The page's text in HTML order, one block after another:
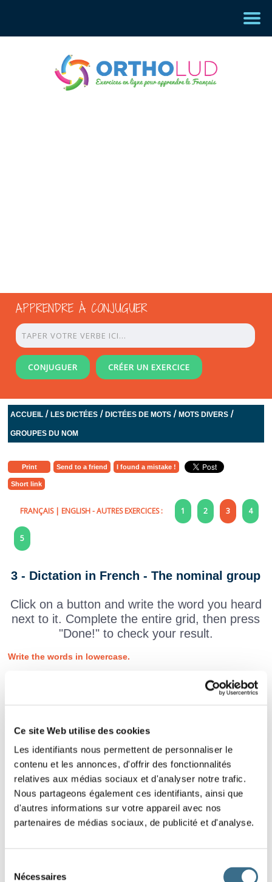
Ce site Web utilise des cookies
Les identifiants nous permettent de personnaliser le
contenu et les annonces, d'offrir des fonctionnalités
relatives aux médias sociaux et d'analyser notre trafic.
Nous partageons également ces identifiants, ainsi que
d'autres informations sur votre appareil avec nos
partenaires de médias sociaux, de publicité et d'analyse.
Nécessaires
APPRENDRE À CONJUGUER
CONJUGUER CRÉER UN EXERCICE
ACCUEIL /LES DICTÉES /DICTÉES DE MOTS /MOTS DIVERS /
GROUPES DU NOM
Print Send to a friend I found a mistake !
Short link
FRANÇAIS| ENGLISH- AUTRES EXERCICES : 1 2 3 4
5
3 - Dictation in French - The nominal group
Click on a button and write the word you heard
next to it. Complete the entire grid, then press
"Done!" to check your result.
Write the words in lowercase.